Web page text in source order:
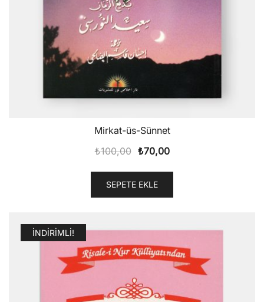
Mirkat-üs-Sünnet
₺100,00 Orijinal
₺100,00.
₺70,00Şu
₺70,00.
SEPETE EKLE
İNDIRIMLI!